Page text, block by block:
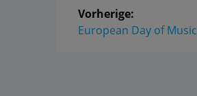
Vorherige:
European Day of Music